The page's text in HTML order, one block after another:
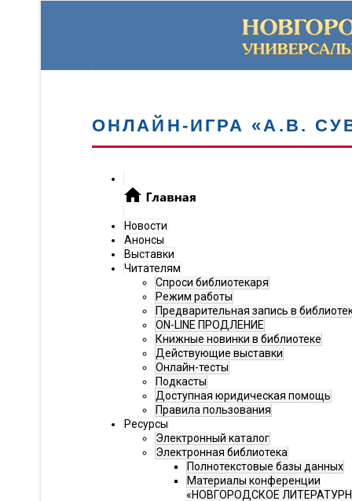
ОНЛАЙН-ИГРА «А.В.
Новости
Анонсы
Выставки
Читателям
Спроси библиотекаря
Режим работы
Предварительная запись в
ON-LINE ПРОДЛЕНИЕ
Книжные новинки в библиотеке
Действующие выставки
Онлайн-тесты
Подкасты
Доступная юридическая помощь
Правила пользования
Ресурсы
Электронный каталог
Электронная библиотека
Полнотекстовые базы данных
Материалы конференции
«НОВГОРОДСКОЕ